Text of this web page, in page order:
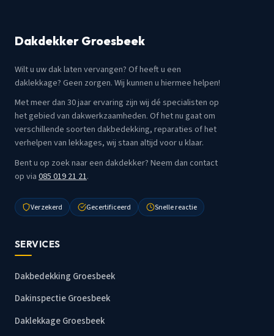
Dakdekker Groesbeek
Wilt u uw dak laten vervangen? Of heeft u een
daklekkage? Geen zorgen. Wij kunnen u hiermee helpen!
Met meer dan 30 jaar ervaring zijn wij dé specialisten op
het gebied van dakwerkzaamheden. Of het nu gaat om
verschillende soorten dakbedekking, reparaties of het
verhelpen van lekkages, wij staan altijd voor u klaar.
Bent u op zoek naar een dakdekker? Neem dan contact
op via085 019 21 21.
Verzekerd Gecertificeerd Snelle reactie
SERVICES
Dakbedekking Groesbeek
Dakinspectie Groesbeek
Daklekkage Groesbeek